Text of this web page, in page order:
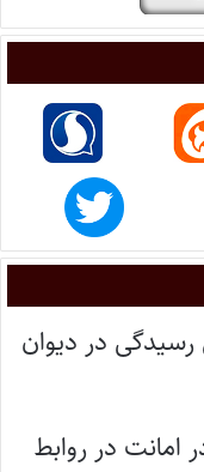
رسیدگی در دیوان
امانت در روابط